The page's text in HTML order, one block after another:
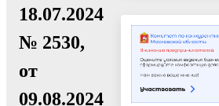
18.07.2024
№ 2530,
от
09.08.2024